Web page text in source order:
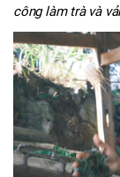
công làm trà và